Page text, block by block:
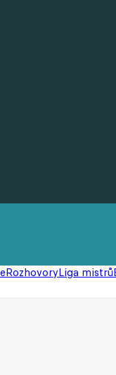
RozhovoryLiga mistrů